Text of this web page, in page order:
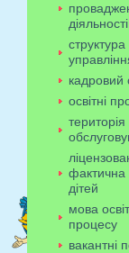
діяльності
структура
кадровий
освітні
територія
фактична
дітей
мова
процесу
вакантні